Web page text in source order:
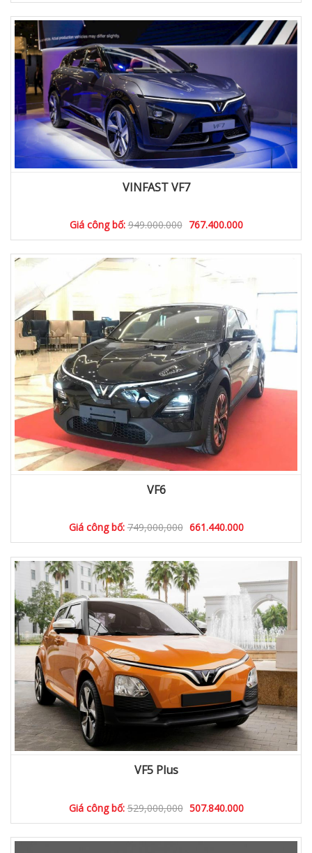
VINFAST VF7
Giá công bố:949.000.000 767.400.000
VF6
Giá công bố:749,000,000 661.440.000
VF5 Plus
Giá công bố:529,000,000 507.840.000